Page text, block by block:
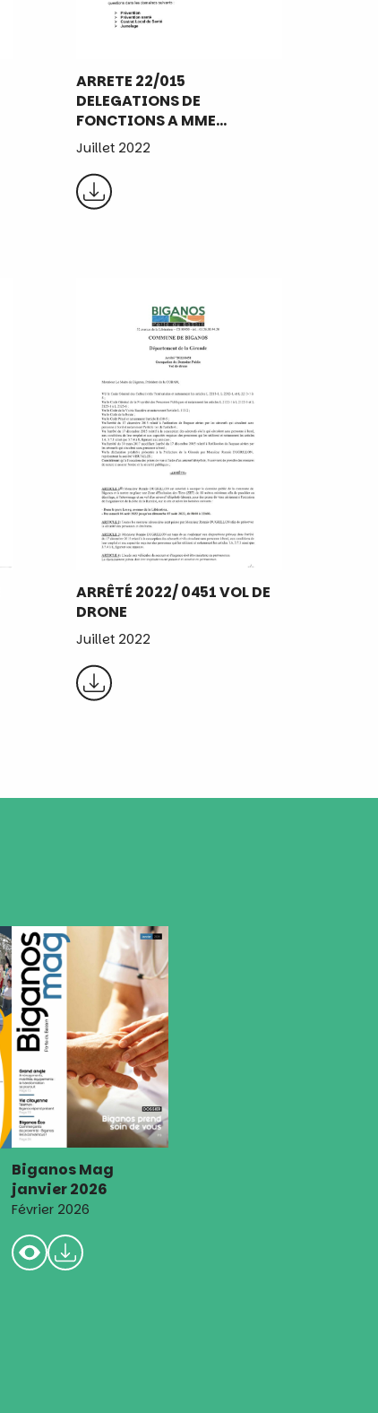
ARRETE 22/015
DELEGATIONS DE
FONCTIONS A MME…
Juillet 2022
ARRÊTÉ 2022/ 0451 VOL DE
DRONE
Juillet 2022
Biganos Mag
janvier 2026
Février 2026